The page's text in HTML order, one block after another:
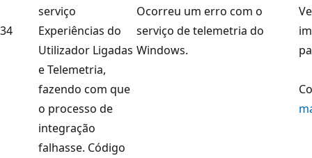
34
serviço
Experiências do
Utilizador Ligadas
e Telemetria,
fazendo com que
o processo de
integração
falhasse. Código
Ocorreu um erro com o
serviço de telemetria do
Windows.